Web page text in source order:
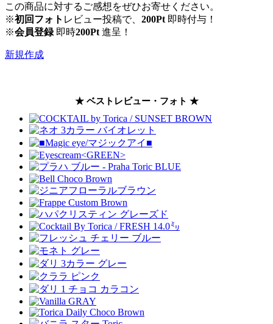
この商品に対するご感想をぜひお寄せください。
※初回フォト レビュー投稿で、 200Pt 即時付与！
※会員登録即時200Pt 進呈！
新規作成
★ ベストレビュー・フォト ★